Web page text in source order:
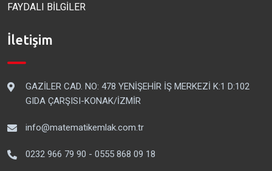
FAYDALI BİLGİLER
İletişim
GAZİLER CAD. NO: 478 YENİŞEHİR İŞ MERKEZİ K:1 D:102
GIDA ÇARŞISI-KONAK/İZMİR
info@matematikemlak.com.tr
0232 966 79 90 - 0555 868 09 18